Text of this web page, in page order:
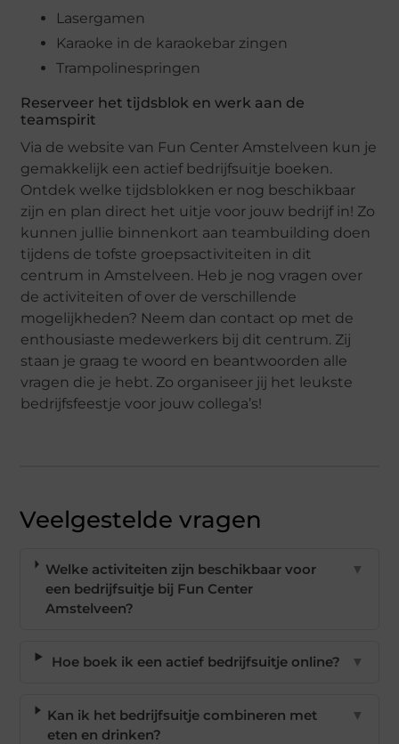
Lasergamen
Karaoke in de karaokebar zingen
Trampolinespringen
Reserveer het tijdsblok en werk aan de
teamspirit
Via de website van Fun Center Amstelveen kun je
gemakkelijk een actief bedrijfsuitje boeken.
Ontdek welke tijdsblokken er nog beschikbaar
zijn en plan direct het uitje voor jouw bedrijf in! Zo
kunnen jullie binnenkort aan teambuilding doen
tijdens de tofste groepsactiviteiten in dit
centrum in Amstelveen. Heb je nog vragen over
de activiteiten of over de verschillende
mogelijkheden? Neem dan contact op met de
enthousiaste medewerkers bij dit centrum. Zij
staan je graag te woord en beantwoorden alle
vragen die je hebt. Zo organiseer jij het leukste
bedrijfsfeestje voor jouw collega’s!
Veelgestelde vragen
Welke activiteiten zijn beschikbaar voor
een bedrijfsuitje bij Fun Center
Amstelveen?
▼
Hoe boek ik een actief bedrijfsuitje online? ▼
Kan ik het bedrijfsuitje combineren met
eten en drinken?
▼